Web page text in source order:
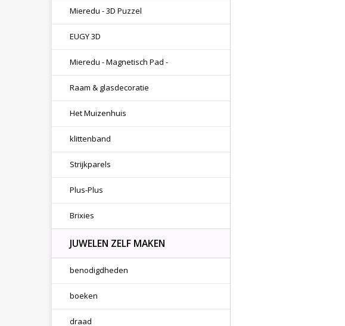
Mieredu - 3D Puzzel
EUGY 3D
Mieredu - Magnetisch Pad -
Raam & glasdecoratie
Het Muizenhuis
klittenband
Strijkparels
Plus-Plus
Brixies
JUWELEN ZELF MAKEN
benodigdheden
boeken
draad